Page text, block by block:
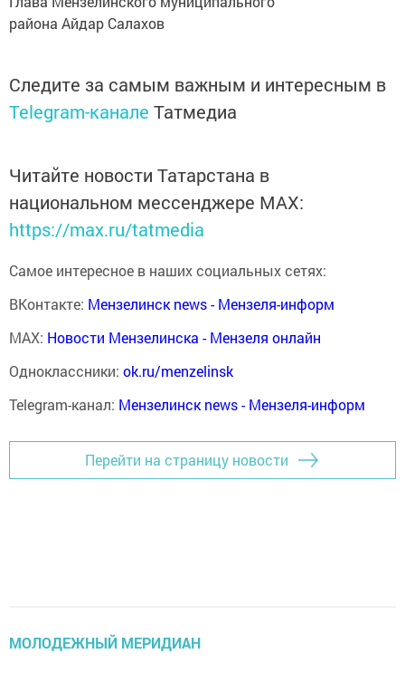
района Айдар Салахов
Следите за самым важным и интересным в
Telegram-канале Татмедиа
Читайте новости Татарстана в
национальном мессенджере MАХ:
https://max.ru/tatmedia
Самое интересное в наших социальных сетях:
ВКонтакте: Мензелинск news - Мензеля-информ
MAX: Новости Мензелинска - Мензеля онлайн
Одноклассники: ok.ru/menzelinsk
Telegram-канал: Мензелинск news - Мензеля-информ
Перейти на страницу новости
МОЛОДЕЖНЫЙ МЕРИДИАН